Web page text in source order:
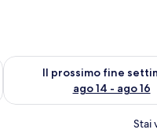
ago 7 - ago 9
Il prossimo fine
ago 14 - ago 16
Verifica la disponibilità
Stai